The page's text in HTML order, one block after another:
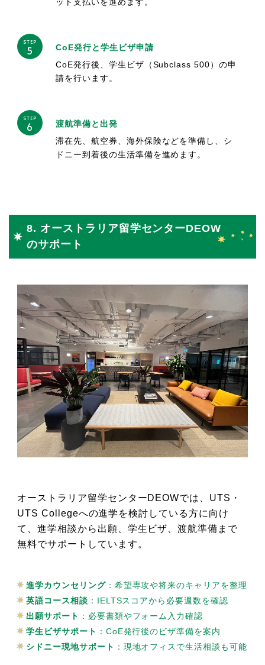
ット支払いを進めます。
STEP
5
CoE発行と学生ビザ申請
CoE発行後、学生ビザ（Subclass 500）の申
請を行います。
STEP
6
渡航準備と出発
滞在先、航空券、海外保険などを準備し、シ
ドニー到着後の生活準備を進めます。
8. オーストラリア留学センターDEOW
のサポート
オーストラリア留学センターDEOWでは、UTS・
UTS Collegeへの進学を検討している方に向け
て、進学相談から出願、学生ビザ、渡航準備まで
無料でサポートしています。
進学カウンセリング：希望専攻や将来のキャリアを整理
英語コース相談 ：IELTSスコアから必要週数を確認
出願サポート ：必要書類やフォーム入力確認
学生ビザサポート ：CoE発行後のビザ準備を案内
シドニー現地サポート ：現地オフィスで生活相談も可能